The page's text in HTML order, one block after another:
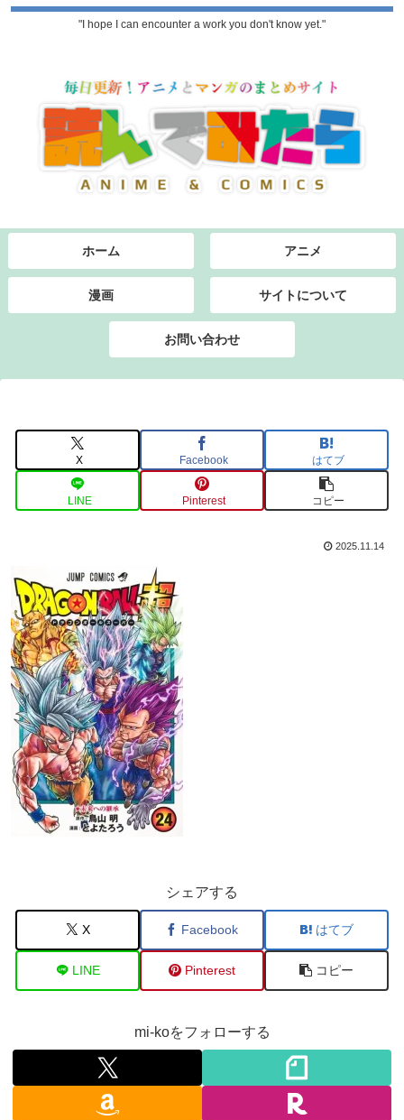
"I hope I can encounter a work you don't know yet."
ホーム アニメ
漫画 サイトについて
お問い合わせ
X Facebook はてブ
LINE Pinterest コピー
2025.11.14
シェアする
X Facebook はてブ
LINE Pinterest コピー
mi-koをフォローする